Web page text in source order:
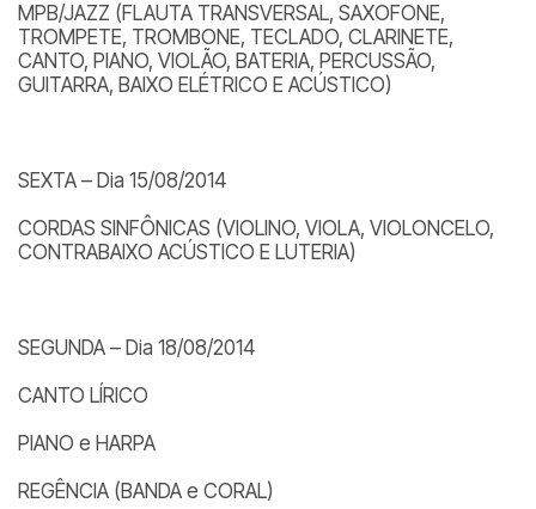
MPB/JAZZ (FLAUTA TRANSVERSAL, SAXOFONE,
TROMPETE, TROMBONE, TECLADO, CLARINETE,
CANTO, PIANO, VIOLÃO, BATERIA, PERCUSSÃO,
GUITARRA, BAIXO ELÉTRICO E ACÚSTICO)
SEXTA – Dia 15/08/2014
CORDAS SINFÔNICAS (VIOLINO, VIOLA, VIOLONCELO,
CONTRABAIXO ACÚSTICO E LUTERIA)
SEGUNDA – Dia 18/08/2014
CANTO LÍRICO
PIANO e HARPA
REGÊNCIA (BANDA e CORAL)